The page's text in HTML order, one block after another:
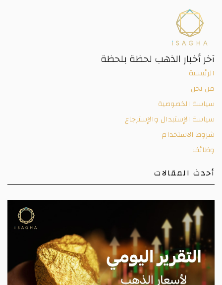
آخر أخبار الذهب لحظة بلحظة
الرئيسية
من نحن
سياسة الخصوصية
سياسة الإستبدال والإسترجاع
شروط الاستخدام
وظائف
أحدث المقالات